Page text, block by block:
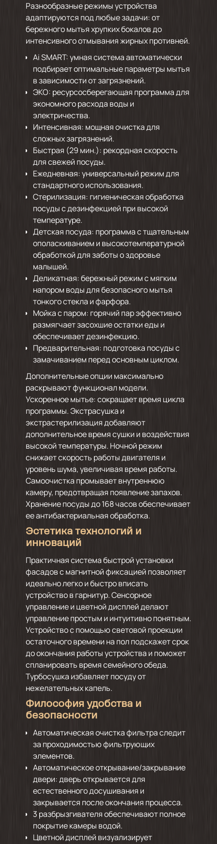
Разнообразные режимы устройства
адаптируются под любые задачи: от
бережного мытья хрупких бокалов до
интенсивного отмывания жирных противней.
Ai SMART: умная система автоматически
подбирает оптимальные параметры мытья
в зависимости от загрязнений.
ЭКО: ресурсосберегающая программа для
экономного расхода воды и
электричества.
Интенсивная: мощная очистка для
сложных загрязнений.
Быстрая (29 мин.): рекордная скорость
для свежей посуды.
Ежедневная: универсальный режим для
стандартного использования.
Стерилизация: гигиеническая обработка
посуды с дезинфекцией при высокой
температуре.
Детская посуда: программа с тщательным
ополаскиванием и высокотемпературной
обработкой для заботы о здоровье
малышей.
Деликатная: бережный режим с мягким
напором воды для безопасного мытья
тонкого стекла и фарфора.
Мойка с паром: горячий пар эффективно
размягчает засохшие остатки еды и
обеспечивает дезинфекцию.
Предварительная: подготовка посуды с
замачиванием перед основным циклом.
Дополнительные опции максимально
раскрывают функционал модели.
Ускоренное мытье: сокращает время цикла
программы. Экстрасушка и
экстрастерилизация добавляют
дополнительное время сушки и воздействия
высокой температуры. Ночной режим
снижает скорость работы двигателя и
уровень шума, увеличивая время работы.
Самоочистка промывает внутреннюю
камеру, предотвращая появление запахов.
Хранение посуды до 168 часов обеспечивает
ее антибактериальная обработка.
Эстетика технологий и
инноваций
Практичная система быстрой установки
фасадов с магнитной фиксацией позволяет
идеально легко и быстро вписать
устройство в гарнитур. Сенсорное
управление и цветной дисплей делают
управление простым и интуитивно понятным.
Устройство с помощью световой проекции
остаточного времени на пол подскажет срок
до окончания работы устройства и поможет
спланировать время семейного обеда.
Турбосушка избавляет посуду от
нежелательных капель.
Философия удобства и
безопасности
Автоматическая очистка фильтра следит
за проходимостью фильтрующих
элементов.
Автоматическое открывание/закрывание
двери: дверь открывается для
естественного досушивания и
закрывается после окончания процесса.
3 разбрызгивателя обеспечивают полное
покрытие камеры водой.
Цветной дисплей визуализирует